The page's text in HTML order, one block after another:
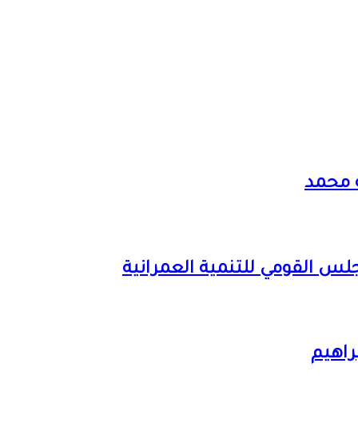
محمد
القومي للتنمية العمرانية